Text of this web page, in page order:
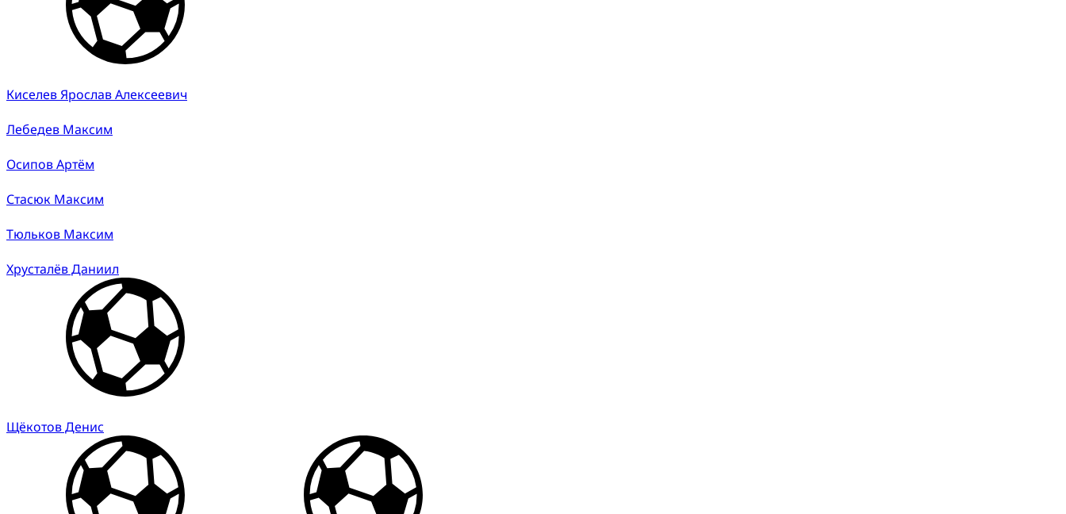
Киселев Ярослав Алексеевич
Лебедев Максим
Осипов Артём
Стасюк Максим
Тюльков Максим
Хрусталёв Даниил
Щёкотов Денис